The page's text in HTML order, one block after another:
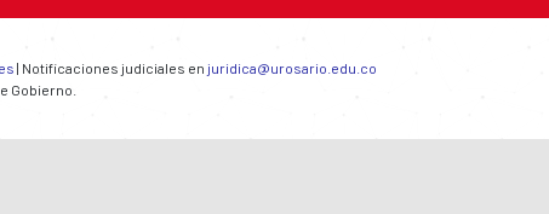
| Notificaciones judiciales en juridica@urosario.edu.co
Gobierno.